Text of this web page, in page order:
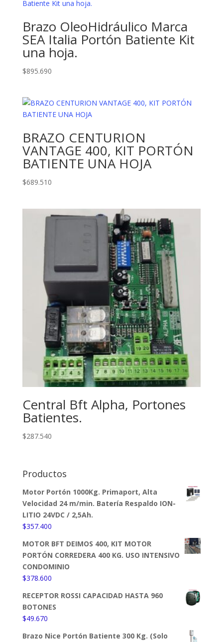
Brazo OleoHidráulico Marca
SEA Italia Portón Batiente Kit
una hoja.
$895.690
BRAZO CENTURION
VANTAGE 400, KIT PORTÓN
BATIENTE UNA HOJA
$689.510
Central Bft Alpha, Portones
Batientes.
$287.540
Productos
Motor Portón 1000Kg. Primaport, Alta
Velocidad 24 m/min. Batería Respaldo ION-
LITIO 24VDC / 2,5Ah.
$357.400
MOTOR BFT DEIMOS 400, KIT MOTOR
PORTÓN CORREDERA 400 KG. USO INTENSIVO
CONDOMINIO
$378.600
RECEPTOR ROSSI CAPACIDAD HASTA 960
BOTONES
$49.670
Brazo Nice Portón Batiente 300 Kg. (Solo